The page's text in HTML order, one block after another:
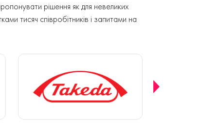
рішення як для невеликих
тисяч співробітників і запитами на